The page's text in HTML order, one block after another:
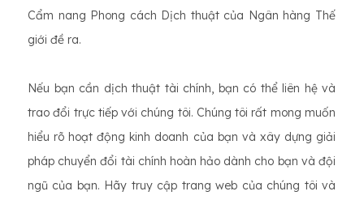
Cẩm nang Phong cách Dịch thuật của Ngân hàng Thế
giới đề ra.
Nếu bạn cần dịch thuật tài chính, bạn có thể liên hệ và
trao đổi trực tiếp với chúng tôi. Chúng tôi rất mong muốn
hiểu rõ hoạt động kinh doanh của bạn và xây dựng giải
pháp chuyển đổi tài chính hoàn hảo dành cho bạn và đội
ngũ của bạn. Hãy truy cập trang web của chúng tôi và